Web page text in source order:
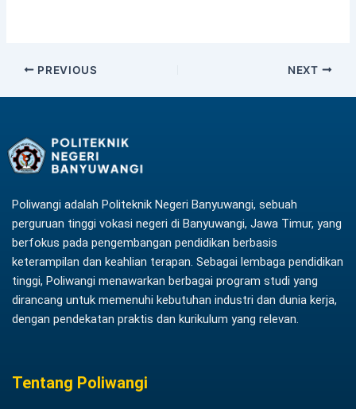
PREVIOUS NEXT
Poliwangi adalah Politeknik Negeri Banyuwangi, sebuah
perguruan tinggi vokasi negeri di Banyuwangi, Jawa Timur, yang
berfokus pada pengembangan pendidikan berbasis
keterampilan dan keahlian terapan. Sebagai lembaga pendidikan
tinggi, Poliwangi menawarkan berbagai program studi yang
dirancang untuk memenuhi kebutuhan industri dan dunia kerja,
dengan pendekatan praktis dan kurikulum yang relevan.
Tentang Poliwangi